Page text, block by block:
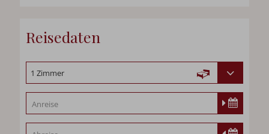
Reisedaten